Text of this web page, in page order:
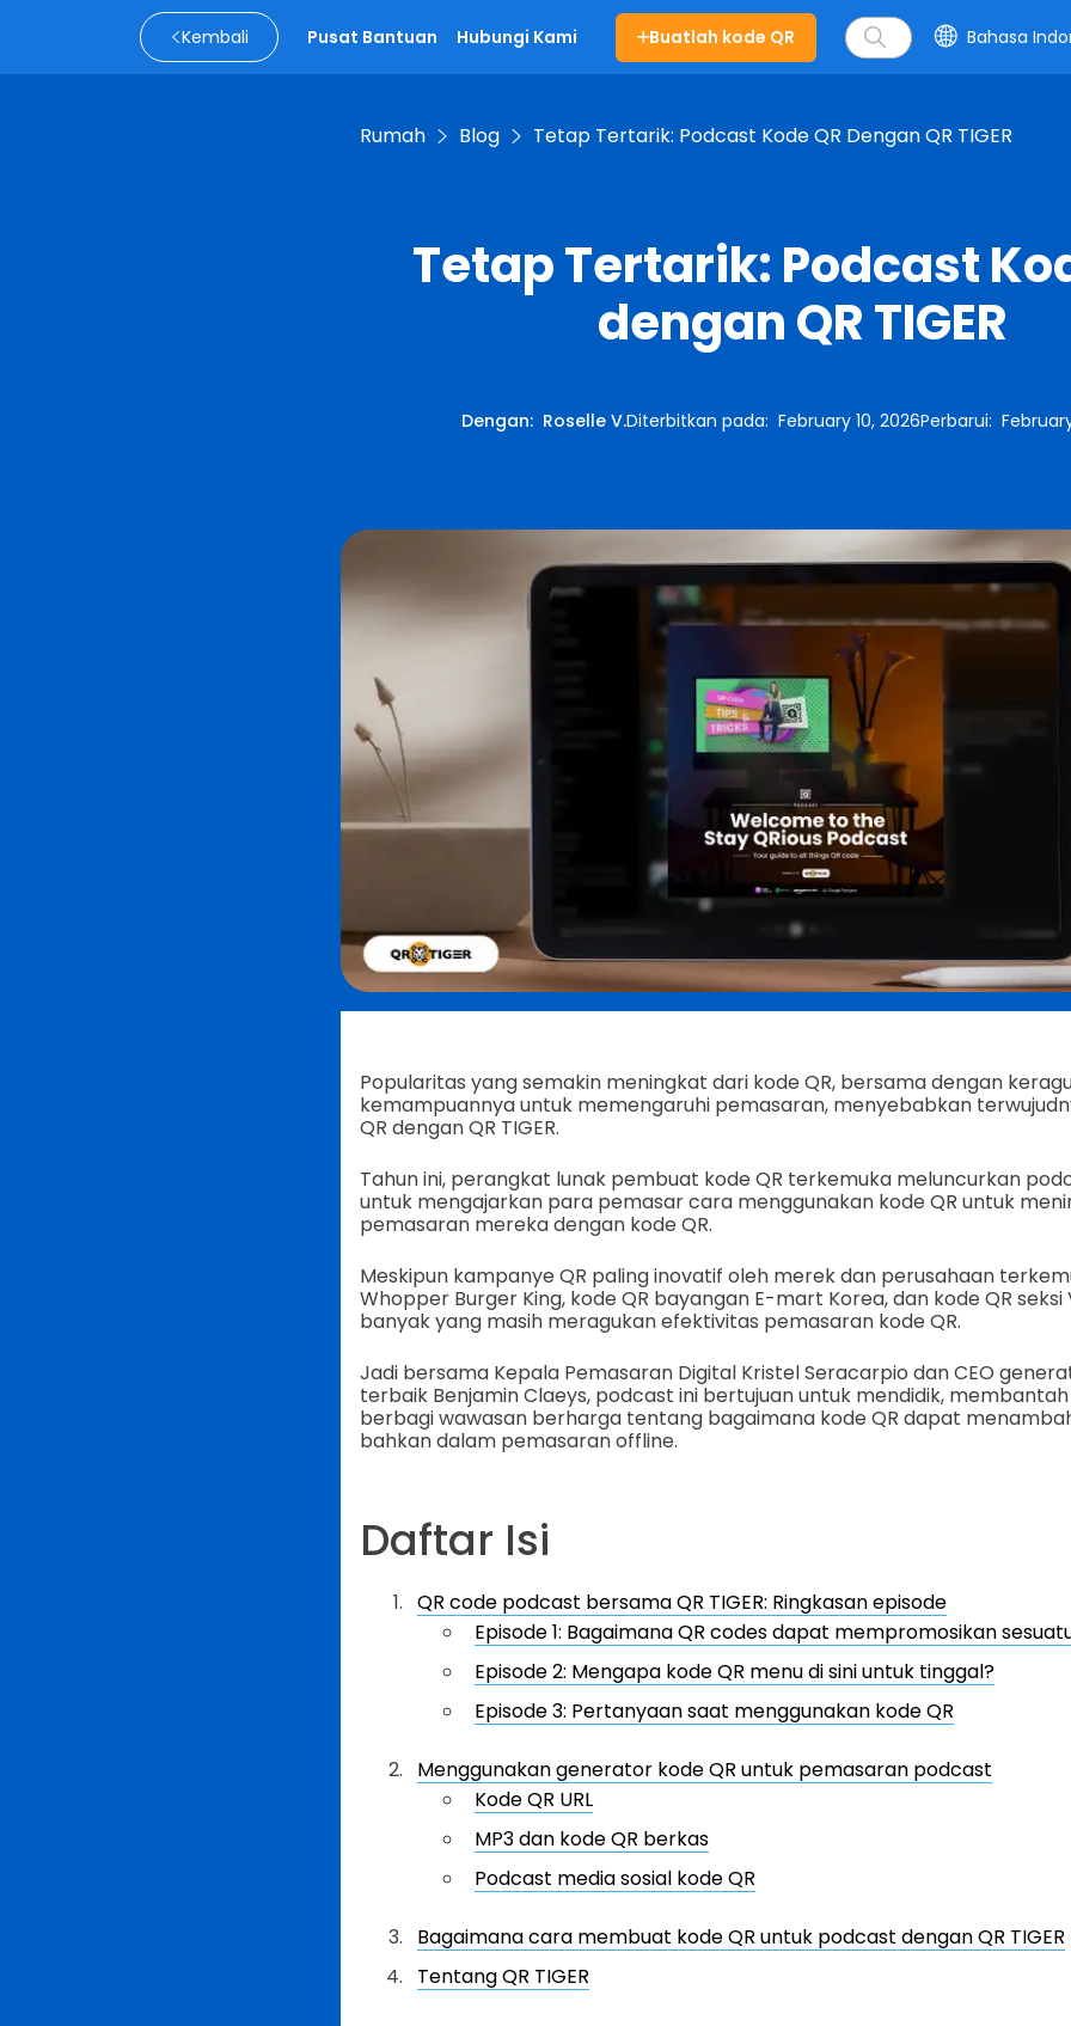
Kembali Pusat Bantuan Hubungi Kami Buatlah kode QR Bahasa
Rumah Blog Tetap Tertarik: Podcast Kode QR Dengan QR TIGER
Tetap Tertarik: Podcast
dengan QR TIGER
Dengan: Roselle V.Diterbitkan pada:February 10, 2026Perbarui:
Popularitas yang semakin meningkat dari kode QR, bersama dengan
kemampuannya untuk memengaruhi pemasaran, menyebabkan
QR dengan QR TIGER.
Tahun ini, perangkat lunak pembuat kode QR terkemuka meluncurkan
untuk mengajarkan para pemasar cara menggunakan kode QR untuk
pemasaran mereka dengan kode QR.
Meskipun kampanye QR paling inovatif oleh merek dan perusahaan
Whopper Burger King, kode QR bayangan E-mart Korea, dan kode QR
banyak yang masih meragukan efektivitas pemasaran kode QR.
Jadi bersama Kepala Pemasaran Digital Kristel Seracarpio dan CEO
terbaik Benjamin Claeys, podcast ini bertujuan untuk mendidik,
berbagi wawasan berharga tentang bagaimana kode QR dapat
bahkan dalam pemasaran offline.
Daftar Isi
QR code podcast bersama QR TIGER: Ringkasan episode
Episode 1: Bagaimana QR codes dapat mempromosikan
Episode 2: Mengapa kode QR menu di sini untuk tinggal?
Episode 3: Pertanyaan saat menggunakan kode QR
Menggunakan generator kode QR untuk pemasaran podcast
Kode QR URL
MP3 dan kode QR berkas
Podcast media sosial kode QR
Bagaimana cara membuat kode QR untuk podcast dengan QR TIGER
Tentang QR TIGER